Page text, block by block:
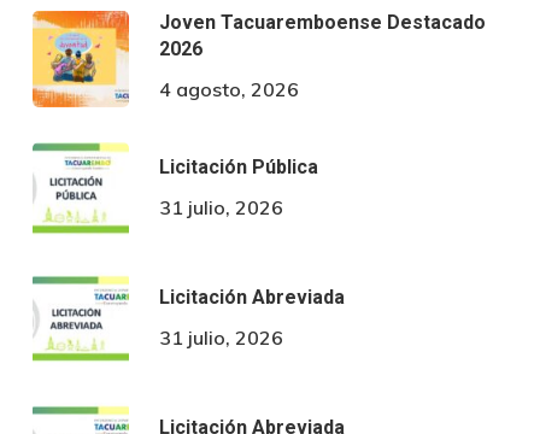
Joven Tacuaremboense Destacado
2026
4 agosto, 2026
Licitación Pública
31 julio, 2026
Licitación Abreviada
31 julio, 2026
Licitación Abreviada